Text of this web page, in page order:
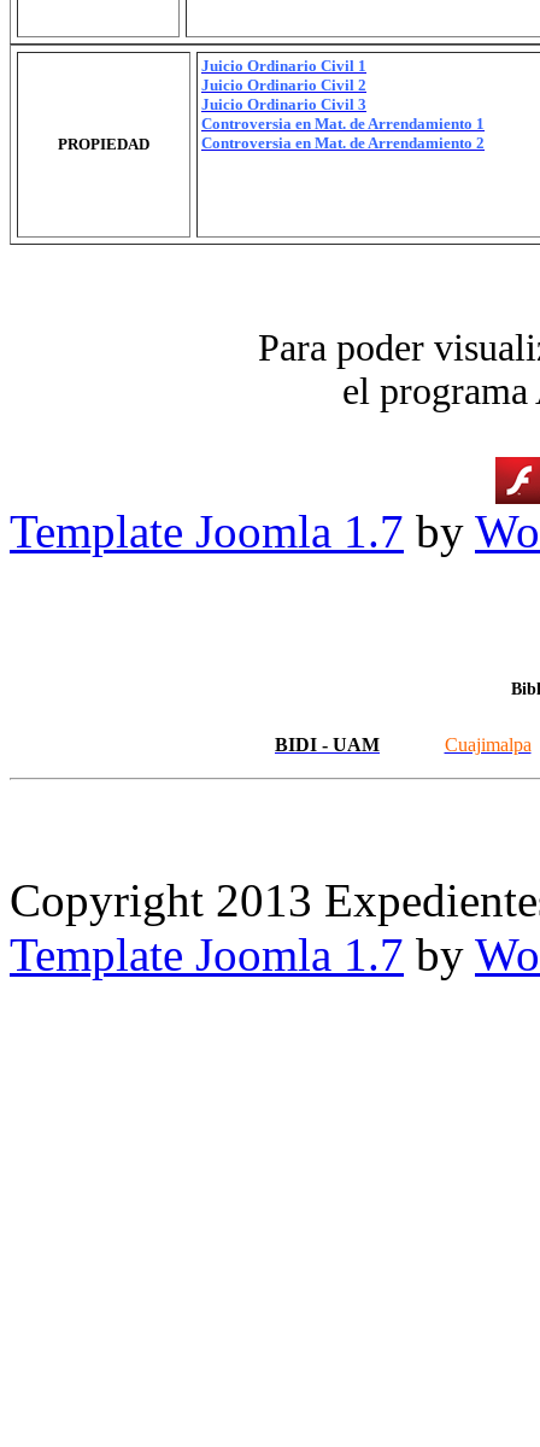
PROPIEDAD
Juicio Ordinario Civil 1
Juicio Ordinario Civil 2
Juicio Ordinario Civil 3
Controversia en Mat. de Arrendamiento 1
Controversia en Mat. de Arrendamiento 2
Para poder
el programa
Template Joomla 1.7 by
BIDI - UAM Cuajimalpa
Copyright 2013
Template Joomla 1.7 by